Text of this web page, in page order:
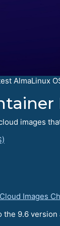
AlmaLinux
images
Cloud Images
the 9.6 version